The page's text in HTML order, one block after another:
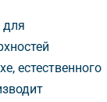
для
естественного